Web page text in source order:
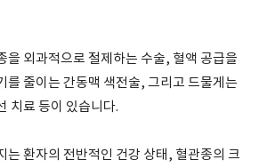
을 외과적으로 절제하는 수술, 혈액 공급을
를 줄이는 간동맥 색전술, 그리고 드물게는
치료 등이 있습니다.
는 환자의 전반적인 건강 상태, 혈관종의 크